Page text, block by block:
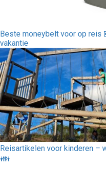
Beste moneybelt voor op reis
vakantie
Reisartikelen voor kinderen –
👪